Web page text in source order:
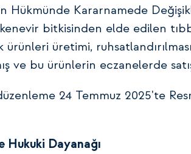
Hükmünde Kararnamede
bitkisinden elde edilen
üretimi,
ve bu ürünlerin eczanelerde
24 Temmuz 2025'te
Hukuki Dayanağı